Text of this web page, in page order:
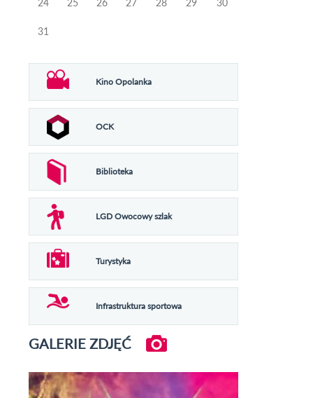
24 25 26 27 28 29 30
31
Kino Opolanka
OCK
Biblioteka
LGD Owocowy szlak
Turystyka
Infrastruktura sportowa
GALERIE ZDJĘĆ